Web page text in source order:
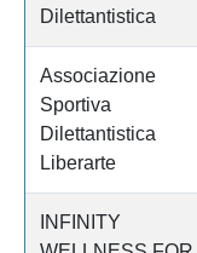
Dilettantistica
Associazione
Sportiva
Dilettantistica
Liberarte
INFINITY